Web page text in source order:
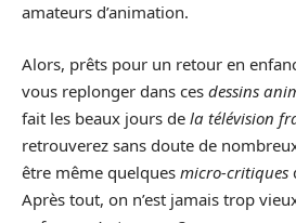
amateurs d’animation.
Alors, prêts pour un retour en
vous replonger dans ces dessins
fait les beaux jours de la télévision
retrouverez sans doute de
être même quelques micro-critiques
Après tout, on n’est jamais trop